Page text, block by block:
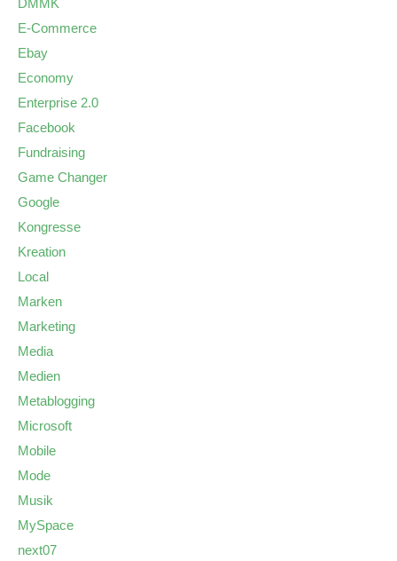
DMMK
E-Commerce
Ebay
Economy
Enterprise 2.0
Facebook
Fundraising
Game Changer
Google
Kongresse
Kreation
Local
Marken
Marketing
Media
Medien
Metablogging
Microsoft
Mobile
Mode
Musik
MySpace
next07